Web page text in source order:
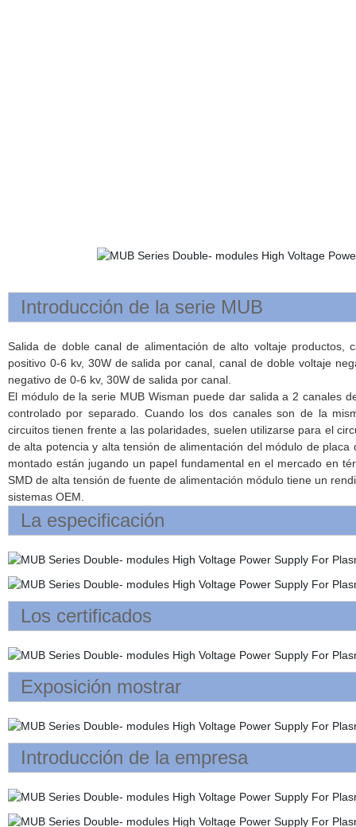
Introducción de la serie MUB
Salida de doble canal de alimentación de alto voltaje productos,
positivo 0-6 kv, 30W de salida por canal, canal de doble voltaje
negativo de 0-6 kv, 30W de salida por canal.
El módulo de la serie MUB Wisman puede dar salida a 2 canales
controlado por separado. Cuando los dos canales son de la
circuitos tienen frente a las polaridades, suelen utilizarse para el
de alta potencia y alta tensión de alimentación del módulo de
montado están jugando un papel fundamental en el mercado en
SMD de alta tensión de fuente de alimentación módulo tiene un
sistemas OEM.
La especificación
Los certificados
Exposición mostrar
Introducción de la empresa